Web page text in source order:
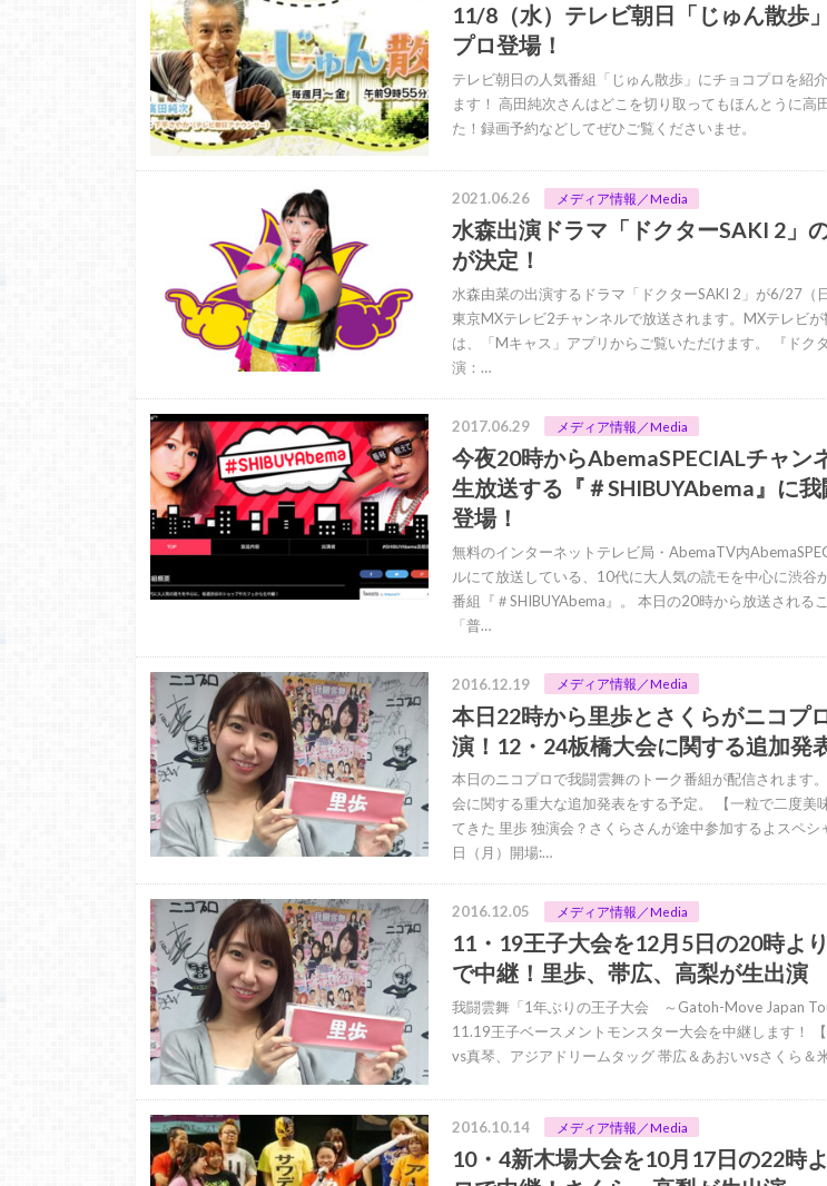
11/8（水）テレビ朝日「じゅん散歩
プロ登場！
テレビ朝日の人気番組「じゅん散歩」にチョコプロを紹
ます！ 高田純次さんはどこを切り取ってもほんとうに高
た！録画予約などしてぜひご覧くださいませ。
2021.06.26 メディア情報／Media
水森出演ドラマ「ドクターSAKI 2」
が決定！
水森由菜の出演するドラマ「ドクターSAKI 2」が6/27（
東京MXテレビ2チャンネルで放送されます。MXテレビ
は、「Mキャス」アプリからご覧いただけます。 『ドク
演：…
2017.06.29 メディア情報／Media
今夜20時からAbemaSPECIALチャン
生放送する『＃SHIBUYAbema』に
登場！
無料のインターネットテレビ局・AbemaTV内
ルにて放送している、10代に大人気の読モを中心に渋谷
番組『＃SHIBUYAbema』。 本日の20時から放送される
「普…
2016.12.19 メディア情報／Media
本日22時から里歩とさくらがニコプ
演！12・24板橋大会に関する追加発
本日のニコプロで我闘雲舞のトーク番組が配信されます
会に関する重大な追加発表をする予定。 【一粒で二度美
てきた 里歩 独演会？さくらさんが途中参加するよスペシ
日（月）開場:…
2016.12.05 メディア情報／Media
11・19王子大会を12月5日の20時よ
で中継！里歩、帯広、高梨が生出演
我闘雲舞「1年ぶりの王子大会 ～Gatoh-Move Japan
11.19王子ベースメントモンスター大会を中継します！
vs真琴、アジアドリームタッグ 帯広＆あおいvsさくら＆
2016.10.14 メディア情報／Media
10・4新木場大会を10月17日の22時